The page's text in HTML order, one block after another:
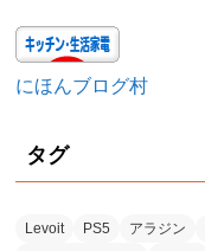
にほんブログ村
タグ
Levoit PS5 アラジン